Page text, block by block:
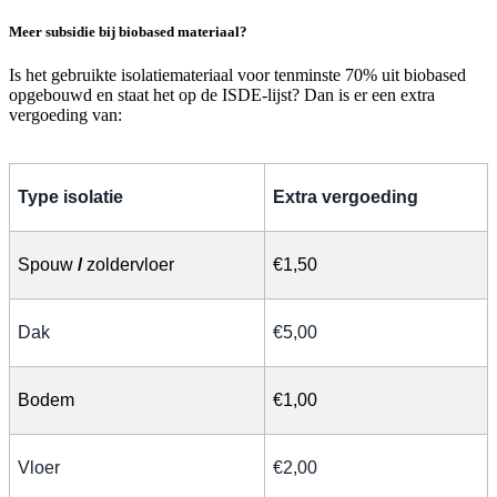
Meer subsidie bij biobased materiaal?
Is het gebruikte isolatiemateriaal voor tenminste 70% uit biobased
opgebouwd en staat het op de ISDE-lijst? Dan is er een extra
vergoeding van:
Type isolatie Extra vergoeding
Spouw /zoldervloer €1,50
Dak €5,00
Bodem €1,00
Vloer €2,00